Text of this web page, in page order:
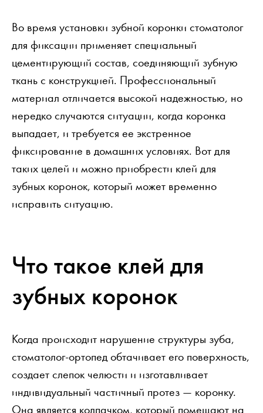
Во время установки зубной коронки стоматолог
для фиксации применяет специальный
цементирующий состав, соединяющий зубную
ткань с конструкцией. Профессиональный
материал отличается высокой надежностью, но
нередко случаются ситуации, когда коронка
выпадает, и требуется ее экстренное
фиксирование в домашних условиях. Вот для
таких целей и можно приобрести клей для
зубных коронок, который может временно
исправить ситуацию.
Что такое клей для
зубных коронок
Когда происходит нарушение структуры зуба,
стоматолог-ортопед обтачивает его поверхность,
создает слепок челюсти и изготавливает
индивидуальный частичный протез — коронку.
Она является колпачком, который помещают на